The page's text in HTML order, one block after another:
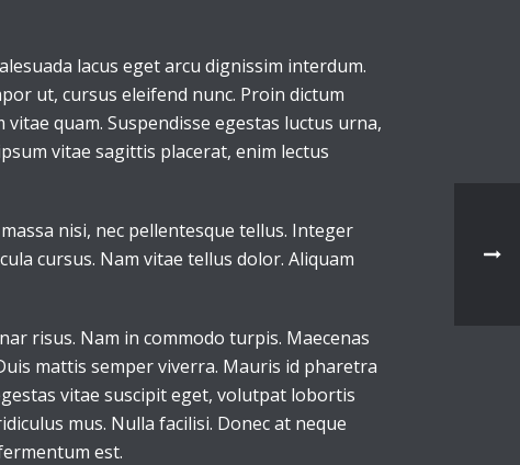
lacus eget arcu dignissim interdum.
ut, cursus eleifend nunc. Proin dictum
quam. Suspendisse egestas luctus urna,
vitae sagittis placerat, enim lectus
nisi, nec pellentesque tellus. Integer
cursus. Nam vitae tellus dolor. Aliquam
risus. Nam in commodo turpis. Maecenas
mattis semper viverra. Mauris id pharetra
vitae suscipit eget, volutpat lobortis
mus. Nulla facilisi. Donec at neque
est.